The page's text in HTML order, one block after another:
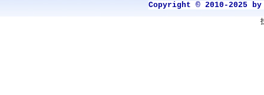
Copyright © 2010-2025